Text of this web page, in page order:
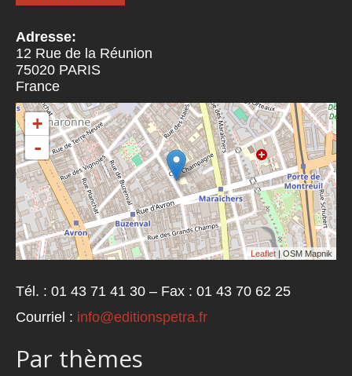
Adresse:
12 Rue de la Réunion
75020 PARIS
France
+
-
Leaflet | OSM Mapnik
Tél. : 01 43 71 41 30 – Fax : 01 43 70 62 25
Courriel : info@editionspetra.fr
Par thèmes